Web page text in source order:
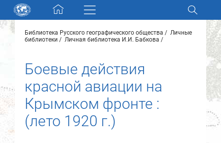
Skip navigation
Разделы и коллекции
Электронный каталог
Новости
О нас
Найти
Библиотека Русского географического общества
Личные
библиотеки
Личная библиотека И.И. Бабкова
Боевые действия
красной авиации на
Крымском фронте :
(лето 1920 г.)